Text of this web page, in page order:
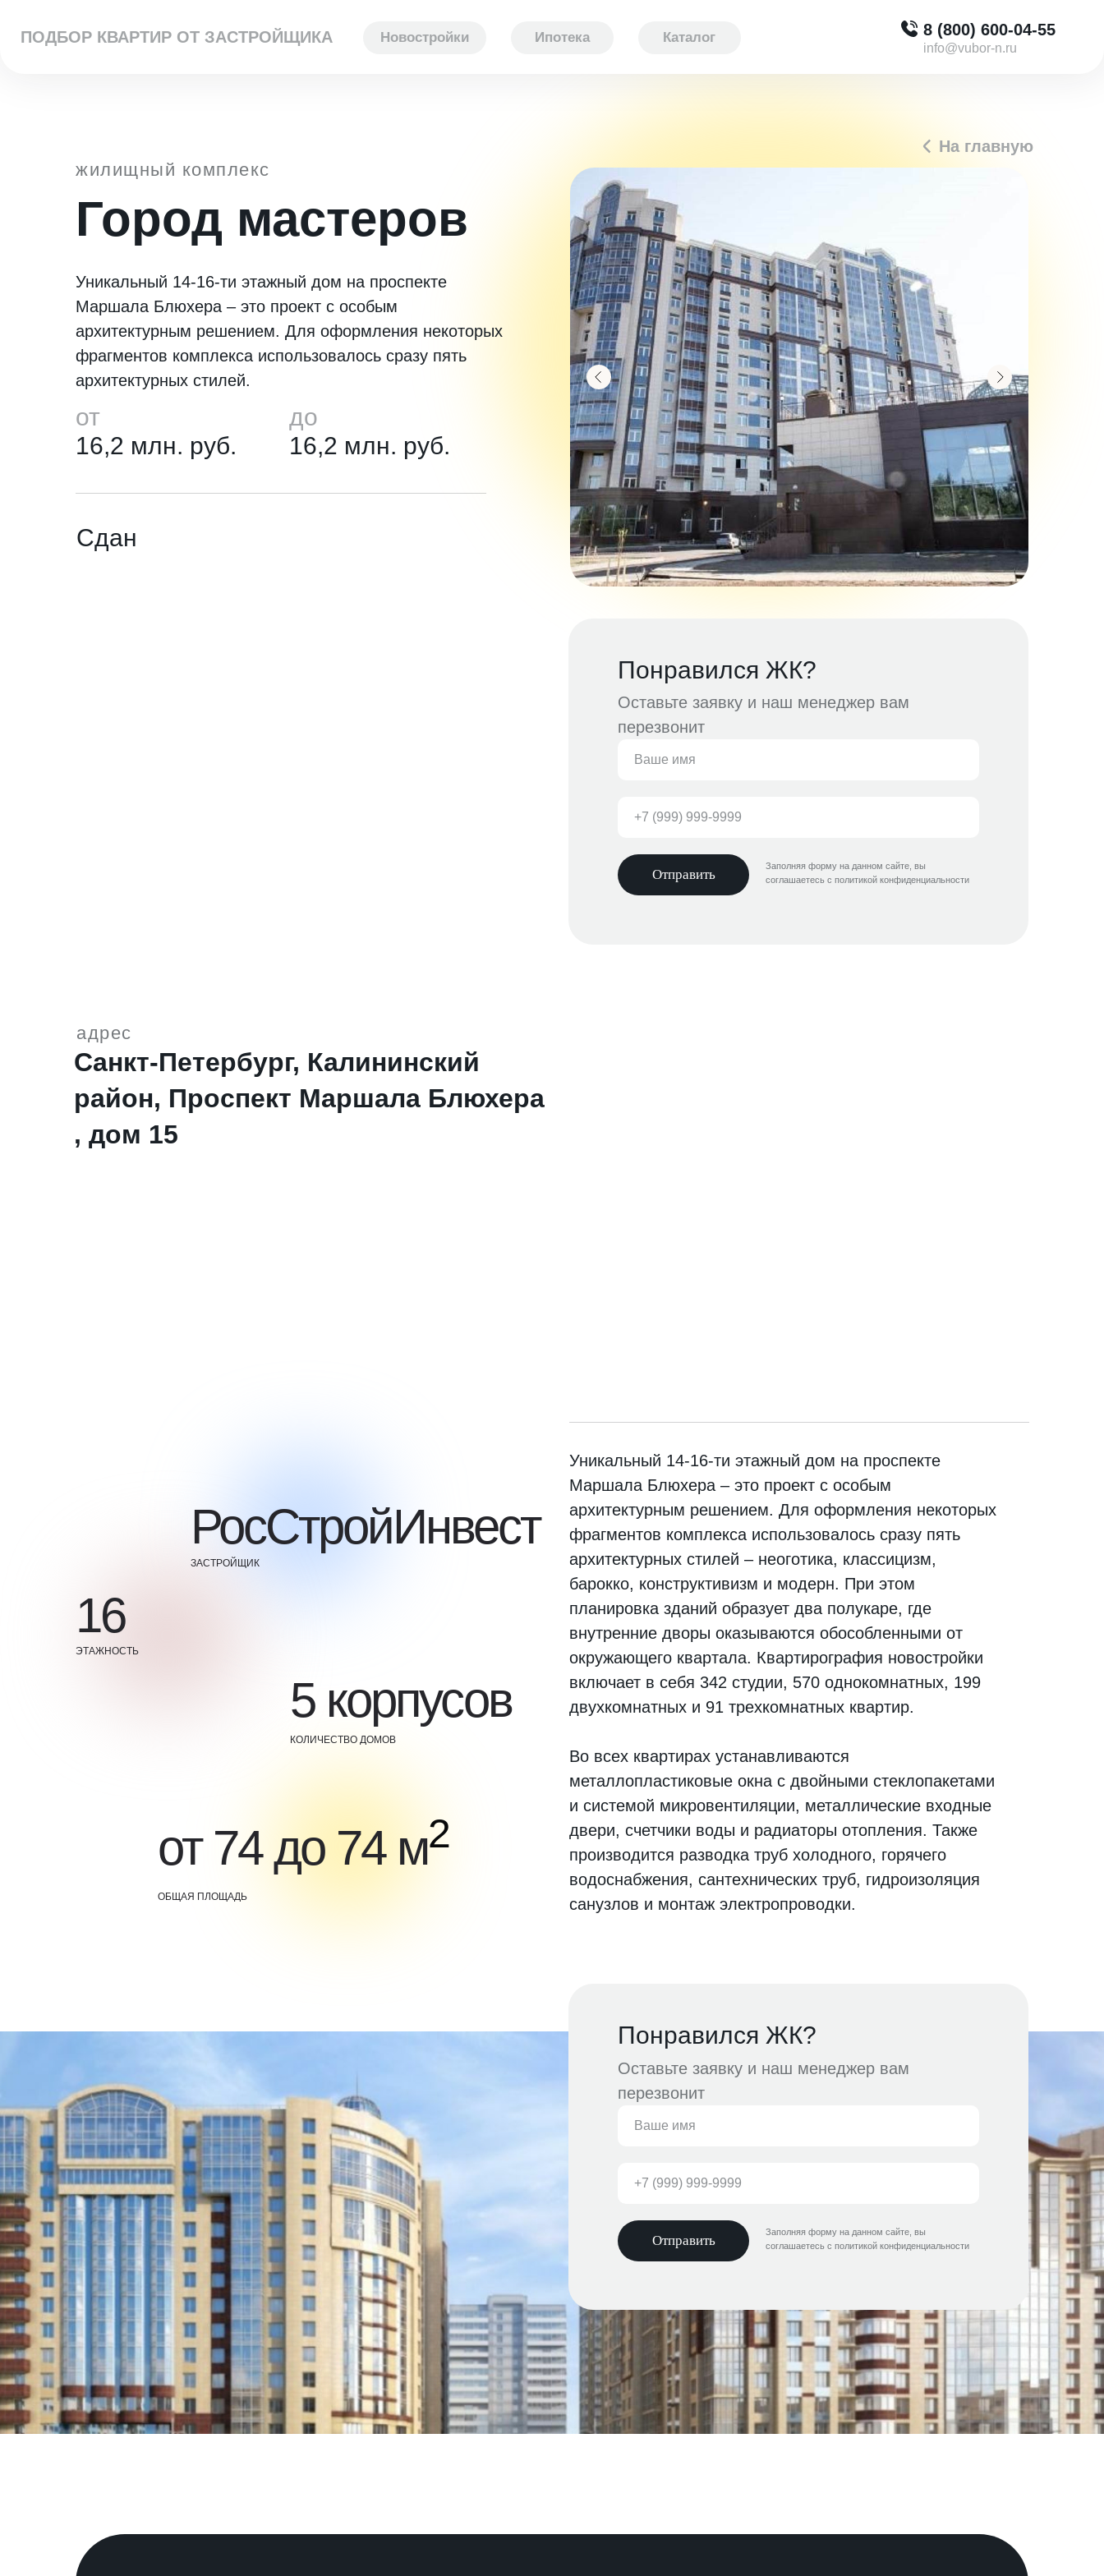
8 (800) 600-04-55
ПОДБОР КВАРТИР ОТ ЗАСТРОЙЩИКА
info@vubor-n.ru
Новостройки Ипотека Каталог
Оставьте заявку и наш менеджер вам
перезвонит
Понравился ЖК?
Заполняя форму на данном сайте, вы
соглашаетесь с политикой конфиденциальности
На главную
Уникальный 14-16-ти этажный дом на проспекте
Маршала Блюхера – это проект с особым
архитектурным решением. Для оформления некоторых
фрагментов комплекса использовалось сразу пять
архитектурных стилей.
жилищный комплекс
Город мастеров
16,2 млн. руб.
Сдан
16,2 млн. руб.
от до
Отправить
адрес
Санкт-Петербург, Калининский
район, Проспект Маршала Блюхера
, дом 15
Уникальный 14-16-ти этажный дом на проспекте
Маршала Блюхера – это проект с особым
архитектурным решением. Для оформления некоторых
фрагментов комплекса использовалось сразу пять
архитектурных стилей – неоготика, классицизм,
барокко, конструктивизм и модерн. При этом
планировка зданий образует два полукаре, где
внутренние дворы оказываются обособленными от
окружающего квартала. Квартирография новостройки
включает в себя 342 студии, 570 однокомнатных, 199
двухкомнатных и 91 трехкомнатных квартир.
Во всех квартирах устанавливаются
металлопластиковые окна с двойными стеклопакетами
и системой микровентиляции, металлические входные
двери, счетчики воды и радиаторы отопления. Также
производится разводка труб холодного, горячего
водоснабжения, сантехнических труб, гидроизоляция
санузлов и монтаж электропроводки.
РосСтройИнвест
ЗАСТРОЙЩИК
16
ЭТАЖНОСТЬ
5 корпусов
КОЛИЧЕСТВО ДОМОВ
от 74 до 74 м2
ОБЩАЯ ПЛОЩАДЬ
Отправить
Оставьте заявку и наш менеджер вам
перезвонит
Понравился ЖК?
Заполняя форму на данном сайте, вы
соглашаетесь с политикой конфиденциальности